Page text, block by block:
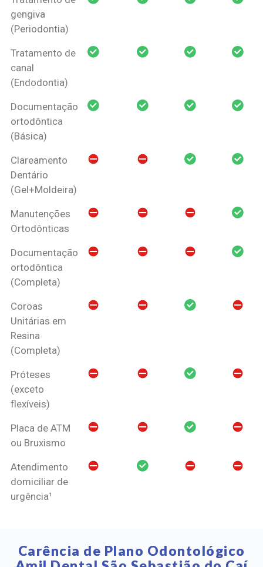
gengiva
(Periodontia)
Tratamento de
canal
(Endodontia)
Documentação
ortodôntica
(Básica)
Clareamento
Dentário
(Gel+Moldeira)
Manutenções
Ortodônticas
Documentação
ortodôntica
(Completa)
Coroas
Unitárias em
Resina
(Completa)
Próteses
(exceto
flexíveis)
Placa de ATM
ou Bruxismo
Atendimento
domiciliar de
urgência¹
Carência de Plano Odontológico